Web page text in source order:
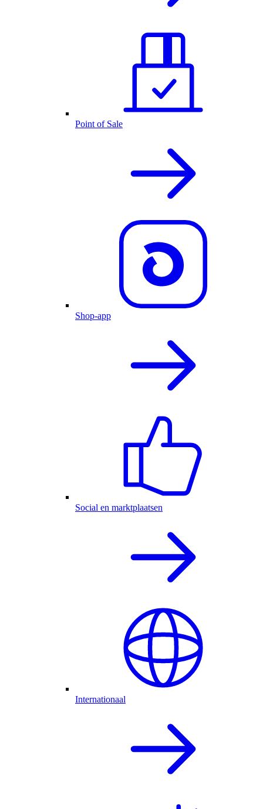
Point of Sale
Shop-app
Social en marktplaatsen
Internationaal